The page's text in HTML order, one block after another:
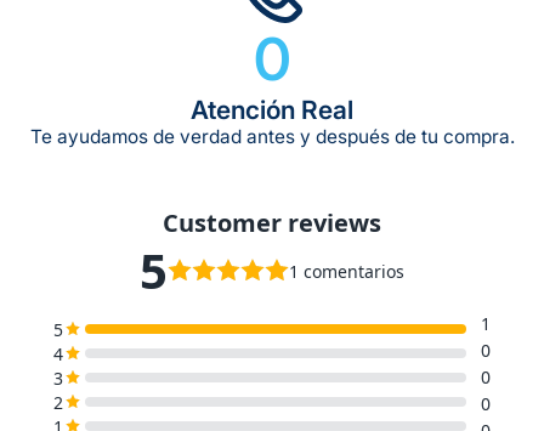
0
Atención Real
Te ayudamos de verdad antes y después de tu compra.